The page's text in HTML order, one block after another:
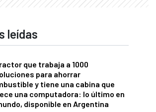
leídas
que trabaja a 1000
para ahorrar
y tiene una cabina que
una computadora: lo último en
disponible en Argentina